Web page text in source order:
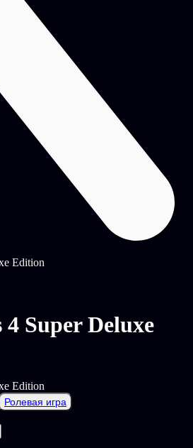
Edition
Super Deluxe
Edition
Ролевая игра